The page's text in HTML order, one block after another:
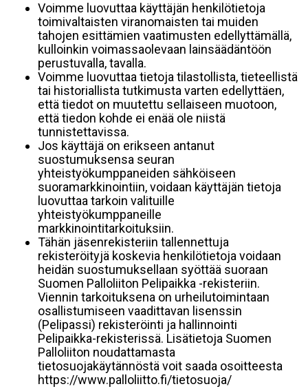
Voimme luovuttaa käyttäjän henkilötietoja
toimivaltaisten viranomaisten tai muiden
tahojen esittämien vaatimusten edellyttämällä,
kulloinkin voimassaolevaan lainsäädäntöön
perustuvalla, tavalla.
Voimme luovuttaa tietoja tilastollista, tieteellistä
tai historiallista tutkimusta varten edellyttäen,
että tiedot on muutettu sellaiseen muotoon,
että tiedon kohde ei enää ole niistä
tunnistettavissa.
Jos käyttäjä on erikseen antanut
suostumuksensa seuran
yhteistyökumppaneiden sähköiseen
suoramarkkinointiin, voidaan käyttäjän tietoja
luovuttaa tarkoin valituille
yhteistyökumppaneille
markkinointitarkoituksiin.
Tähän jäsenrekisteriin tallennettuja
rekisteröityjä koskevia henkilötietoja voidaan
heidän suostumuksellaan syöttää suoraan
Suomen Palloliiton Pelipaikka -rekisteriin.
Viennin tarkoituksena on urheilutoimintaan
osallistumiseen vaadittavan lisenssin
(Pelipassi) rekisteröinti ja hallinnointi
Pelipaikka-rekisterissä. Lisätietoja Suomen
Palloliiton noudattamasta
tietosuojakäytännöstä voit saada osoitteesta
https://www.palloliitto.fi/tietosuoja/